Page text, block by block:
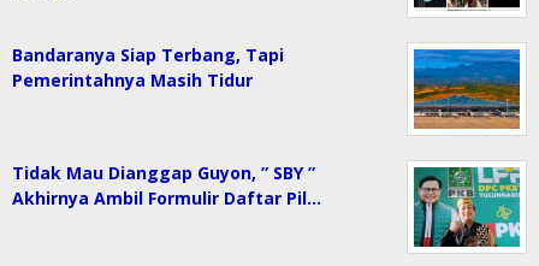
Bandaranya Siap Terbang, Tapi
Pemerintahnya Masih Tidur
Tidak Mau Dianggap Guyon, ” SBY ”
Akhirnya Ambil Formulir Daftar Pil…